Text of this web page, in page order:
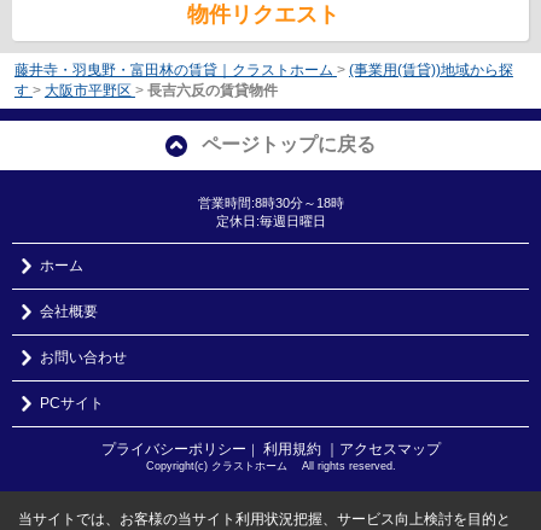
物件リクエスト
藤井寺・羽曳野・富田林の賃貸｜クラストホーム > (事業用(賃貸))地域から探
す > 大阪市平野区 > 長吉六反の賃貸物件
ページトップに戻る
営業時間:8時30分～18時
定休日:毎週日曜日
ホーム
会社概要
お問い合わせ
PCサイト
プライバシーポリシー ｜ 利用規約 ｜アクセスマップ
Copyright(c) クラストホーム All rights reserved.
当サイトでは、お客様の当サイト利用状況把握、サービス向上検討を目的と